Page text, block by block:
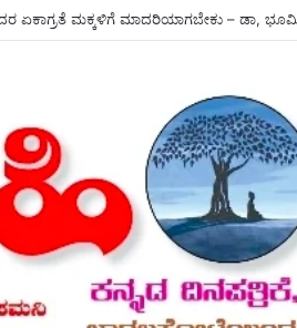
ಸ್ಥಾನಕ್ಕೆ – ಶಾಸಕ ಬಸನಗೌಡ ದದ್ದಲ ರಾಜೀನಾಮೆ.